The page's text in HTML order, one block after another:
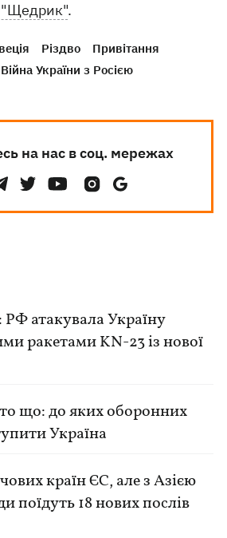
"Щедрик".
Різдво
Привітання
Війна України з Росією
на нас в соц. мережах
атакувала Україну
ракетами KN-23 із нової
що: до яких оборонних
Україна
країн ЄС, але з Азією
поїдуть 18 нових послів